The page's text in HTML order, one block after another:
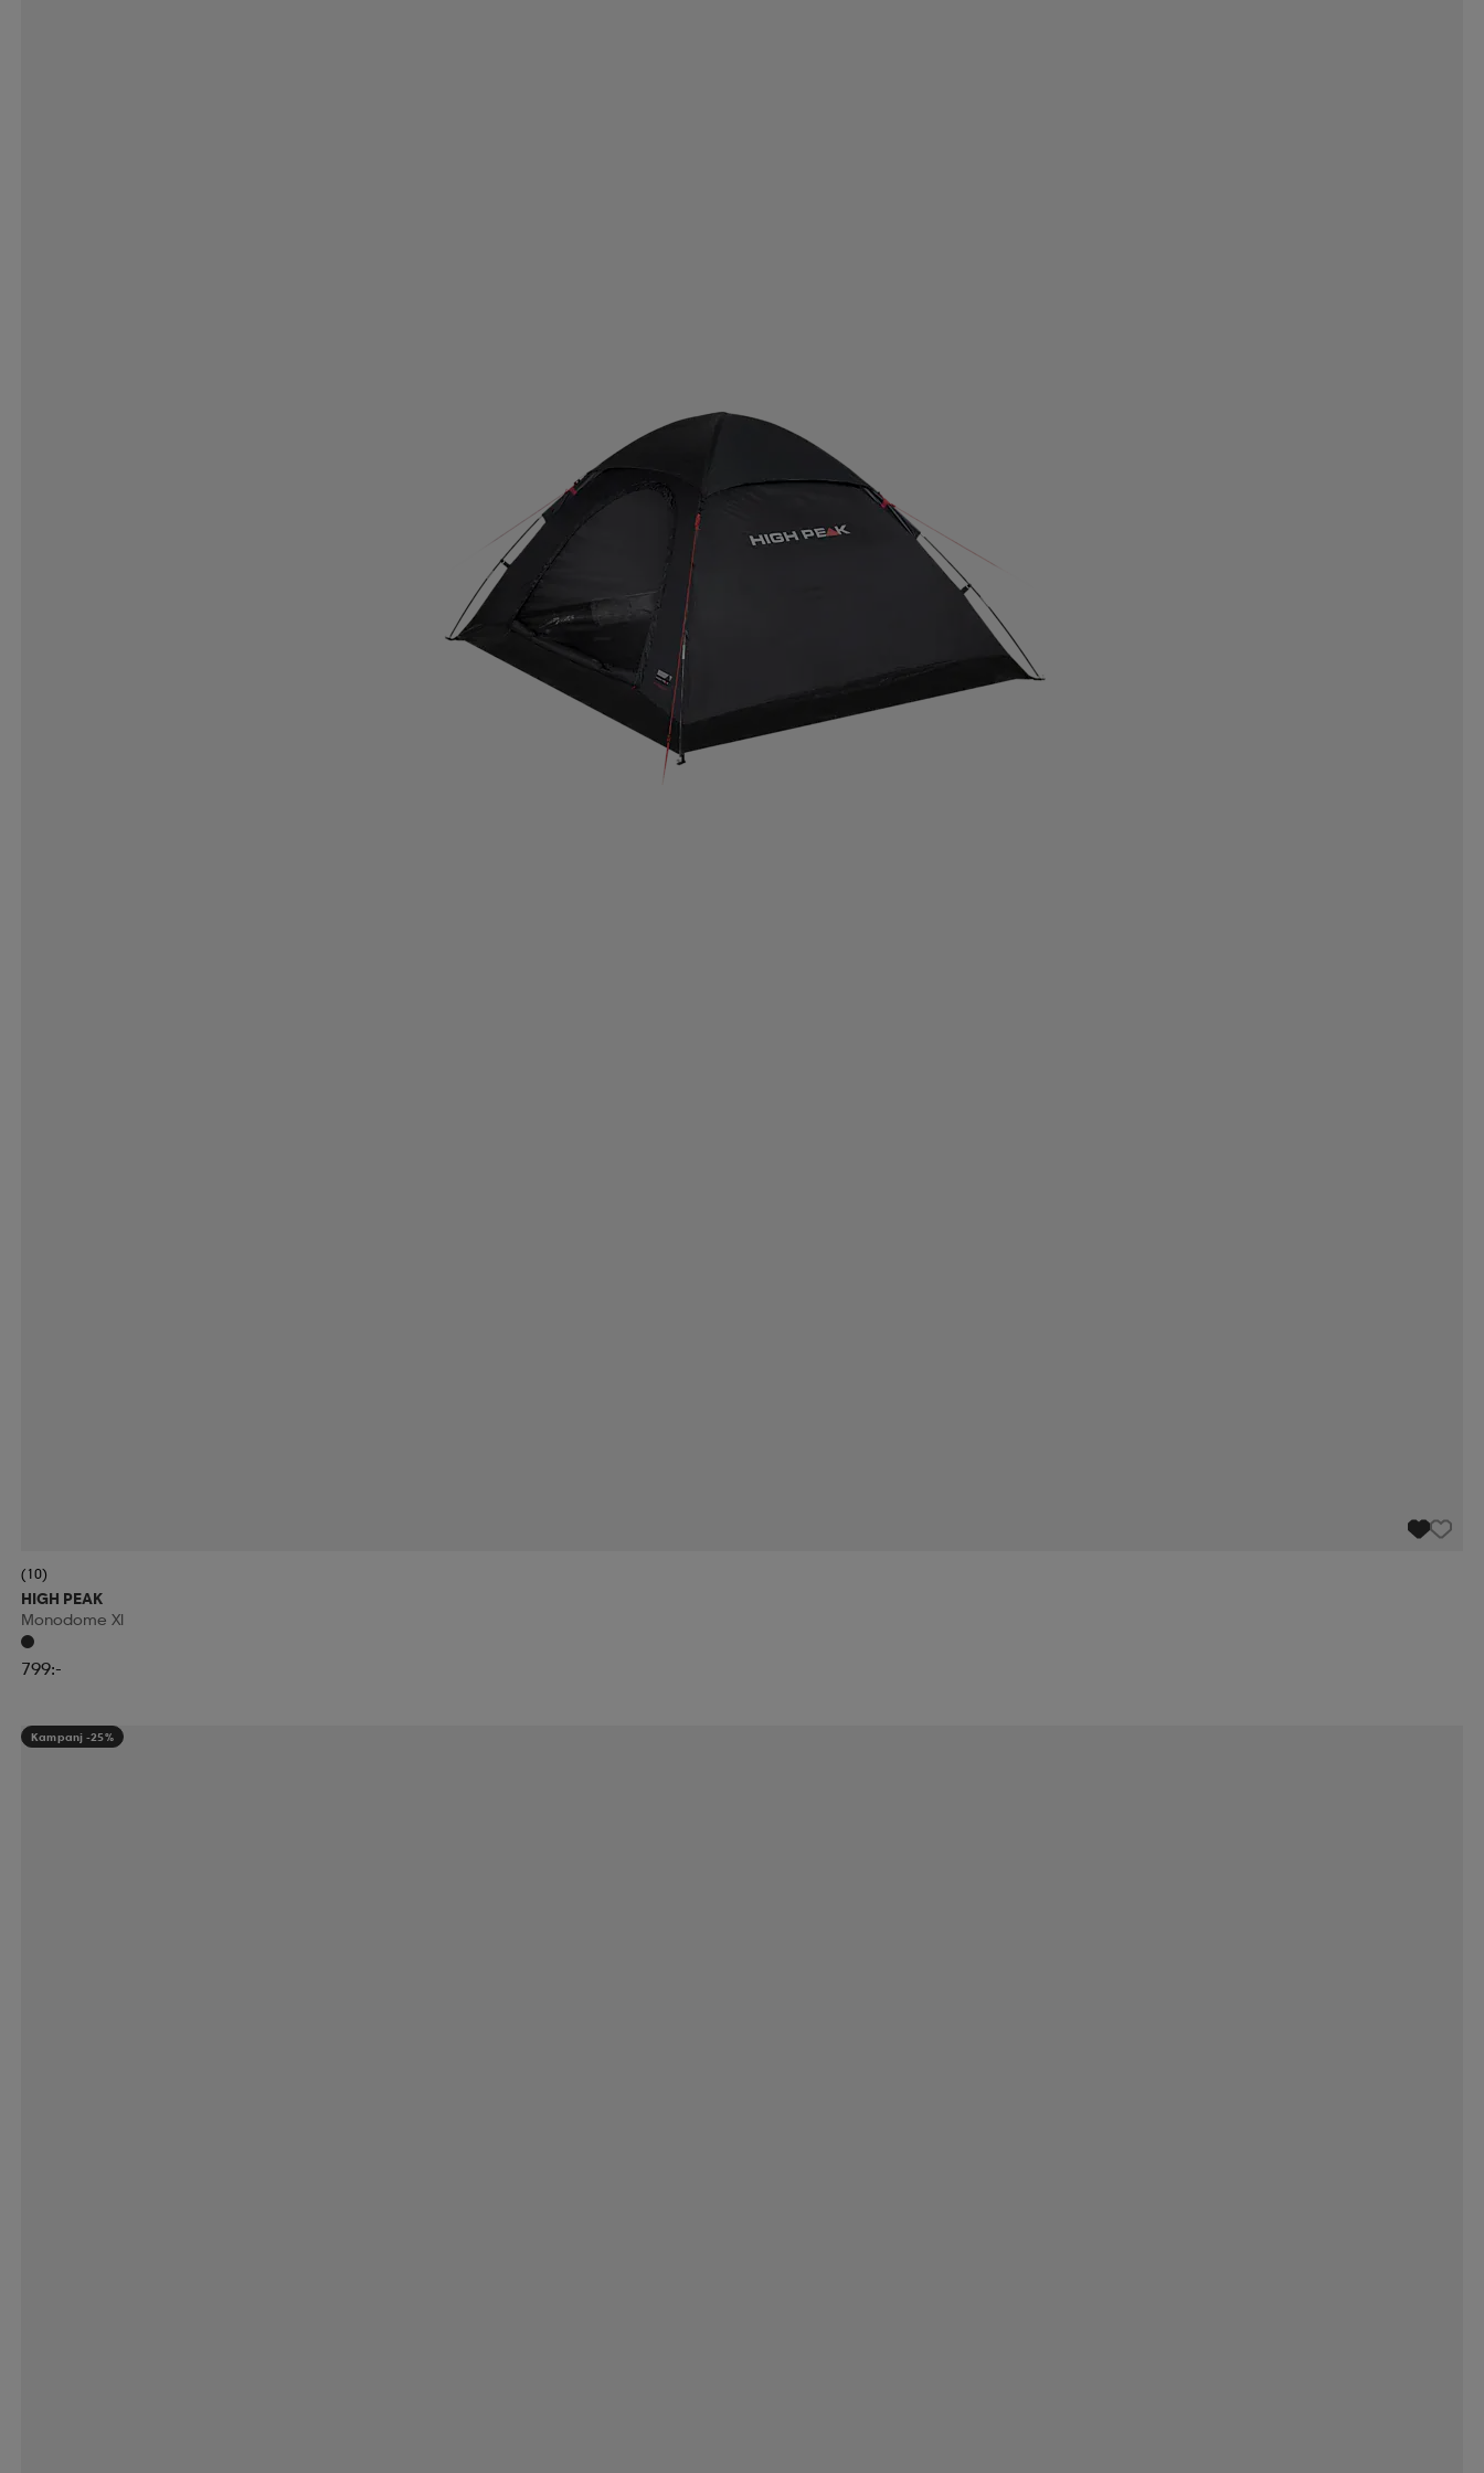
(10)
HIGH PEAK
Monodome Xl
799:-
Kampanj -25%